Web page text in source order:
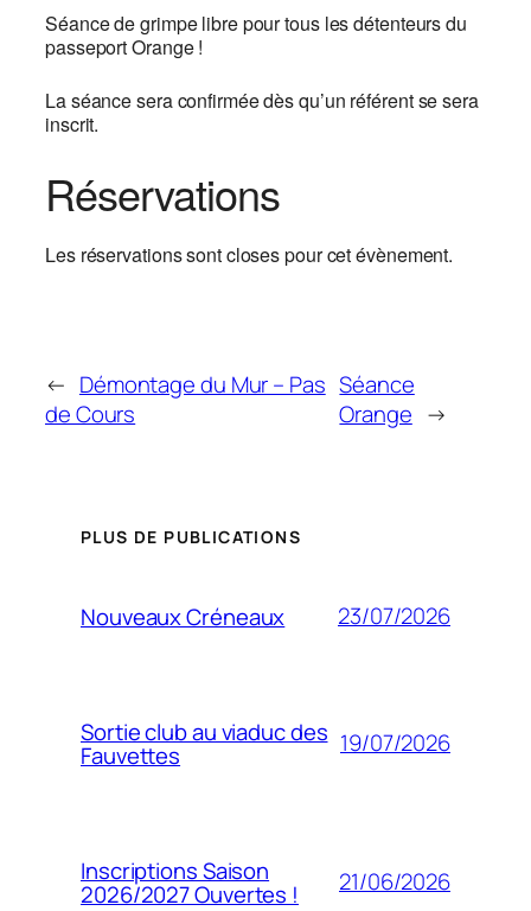
Séance de grimpe libre pour tous les détenteurs du
passeport Orange !
La séance sera confirmée dès qu’un référent se sera
inscrit.
Réservations
Les réservations sont closes pour cet évènement.
← Démontage du Mur – Pas
de Cours
Séance
Orange →
PLUS DE PUBLICATIONS
Nouveaux Créneaux 23/07/2026
Sortie club au viaduc des
Fauvettes 19/07/2026
Inscriptions Saison
2026/2027 Ouvertes ! 21/06/2026